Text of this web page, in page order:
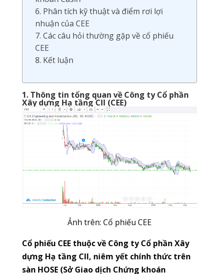
6. Phân tích kỹ thuật và điểm rơi lợi
nhuận của CEE
7. Các câu hỏi thường gặp về cổ phiếu
CEE
8. Kết luận
1. Thông tin tổng quan về Công ty Cổ phần
Xây dựng Hạ tầng CII (CEE)
Ảnh trên: Cổ phiếu CEE
Cổ phiếu CEE thuộc về Công ty Cổ phần Xây
dựng Hạ tầng CII, niêm yết chính thức trên
sàn HOSE (Sở Giao dịch Chứng khoán